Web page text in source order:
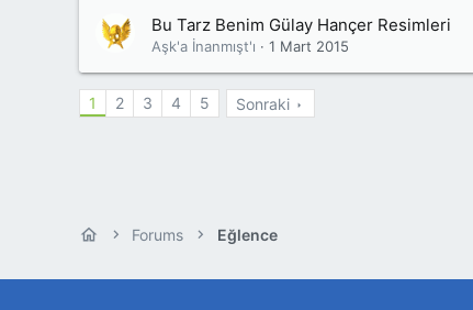
Bu Tarz Benim Gülay Hançer Resimleri
Aşk'a İnanmışt'ı 1 Mart 2015
1 2 3 4 5 Sonraki
Forums Eğlence